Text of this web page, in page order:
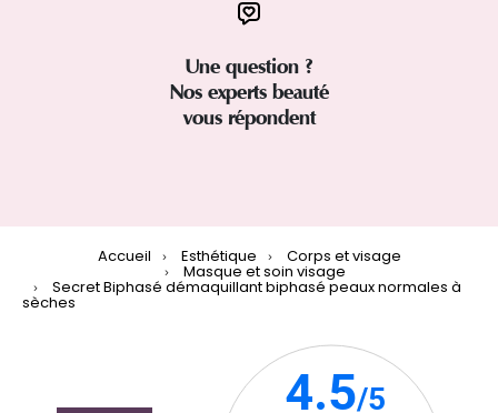
Une question ?
Nos experts beauté
vous répondent
Accueil Esthétique Corps et visage
Masque et soin visage
Secret Biphasé démaquillant biphasé peaux normales à
sèches